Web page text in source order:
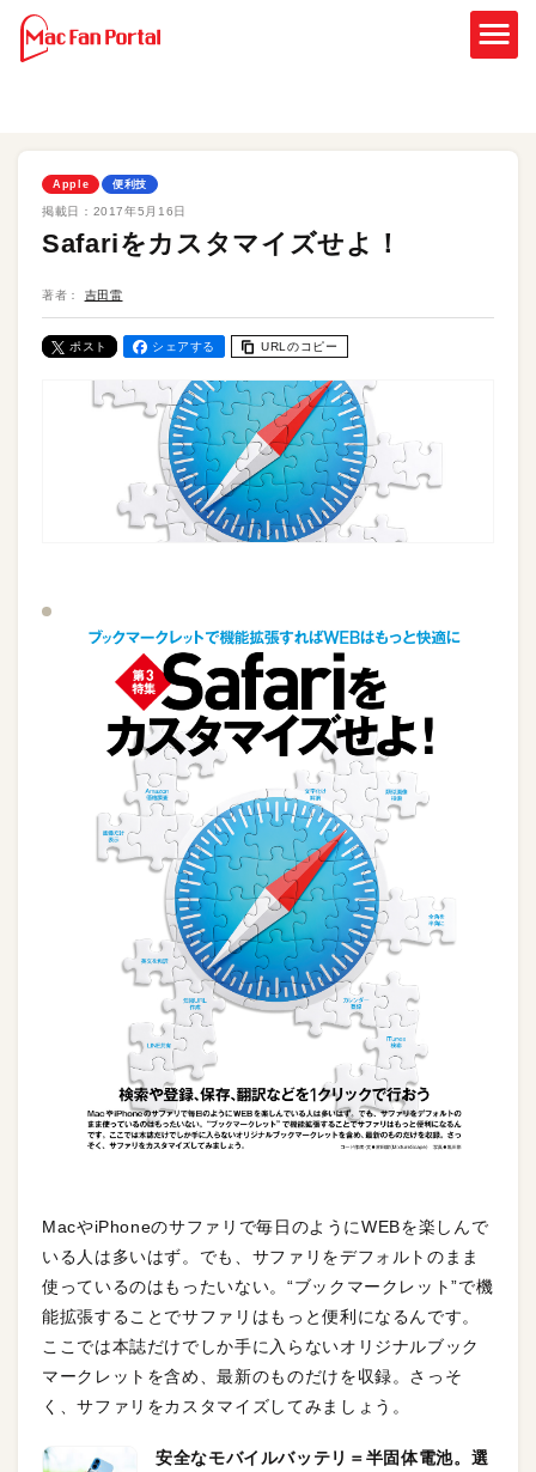
Apple 便利技
掲載日： 2017年5月16日
Safariをカスタマイズせよ！
著者： 吉田雷
ポスト シェアする URLのコピー
MacやiPhoneのサファリで毎日のようにWEBを楽しんで
いる人は多いはず。でも、サファリをデフォルトのまま
使っているのはもったいない。“ブックマークレット”で機
能拡張することでサファリはもっと便利になるんです。
ここでは本誌だけでしか手に入らないオリジナルブック
マークレットを含め、最新のものだけを収録。さっそ
く、サファリをカスタマイズしてみましょう。
安全なモバイルバッテリ＝半固体電池。選